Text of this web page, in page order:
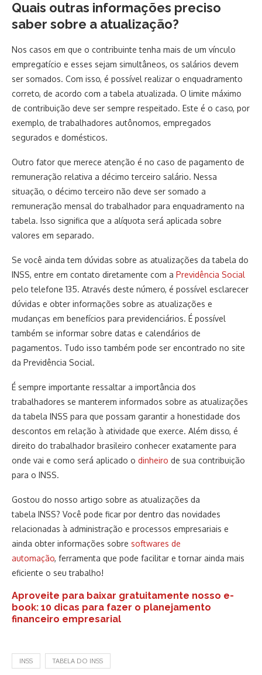
Quais outras informações preciso
saber sobre a atualização?
Nos casos em que o contribuinte tenha mais de um vínculo
empregatício e esses sejam simultâneos, os salários devem
ser somados. Com isso, é possível realizar o enquadramento
correto, de acordo com a tabela atualizada. O limite máximo
de contribuição deve ser sempre respeitado. Este é o caso, por
exemplo, de trabalhadores autônomos, empregados
segurados e domésticos.
Outro fator que merece atenção é no caso de pagamento de
remuneração relativa a décimo terceiro salário. Nessa
situação, o décimo terceiro não deve ser somado a
remuneração mensal do trabalhador para enquadramento na
tabela. Isso significa que a alíquota será aplicada sobre
valores em separado.
Se você ainda tem dúvidas sobre as atualizações da tabela do
INSS, entre em contato diretamente com a Previdência Social
pelo telefone 135. Através deste número, é possível esclarecer
dúvidas e obter informações sobre as atualizações e
mudanças em benefícios para previdenciários. É possível
também se informar sobre datas e calendários de
pagamentos. Tudo isso também pode ser encontrado no site
da Previdência Social.
É sempre importante ressaltar a importância dos
trabalhadores se manterem informados sobre as atualizações
da tabela INSS para que possam garantir a honestidade dos
descontos em relação à atividade que exerce. Além disso, é
direito do trabalhador brasileiro conhecer exatamente para
onde vai e como será aplicado o dinheiro de sua contribuição
para o INSS.
Gostou do nosso artigo sobre as atualizações da
tabela INSS? Você pode ficar por dentro das novidades
relacionadas à administração e processos empresariais e
ainda obter informações sobre softwares de
automação, ferramenta que pode facilitar e tornar ainda mais
eficiente o seu trabalho!
Aproveite para baixar gratuitamente nosso e-
book: 10 dicas para fazer o planejamento
financeiro empresarial
INSS TABELA DO INSS